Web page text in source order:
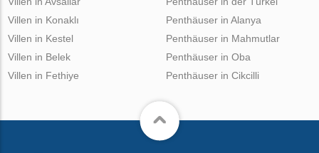
Villen in Konaklı
Villen in Kestel
Villen in Belek
Villen in Fethiye
Penthäuser in Alanya
Penthäuser in Mahmutlar
Penthäuser in Oba
Penthäuser in Cikcilli